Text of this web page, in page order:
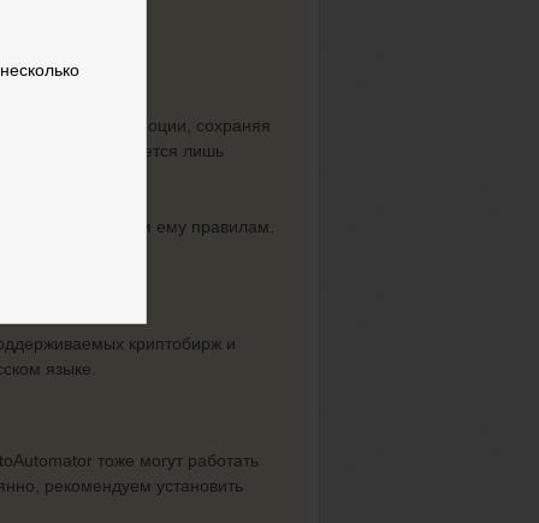
на эмоции, сохраняя
что это удается лишь
по заданным ему правилам.
криптобирж и
языке.
тоже могут работать
рекомендуем установить